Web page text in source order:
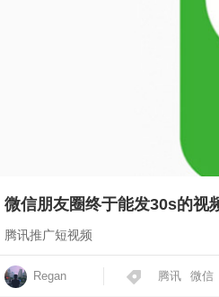
微信朋友圈终于能发30s的视
腾讯推广短视频
Regan 腾讯 微信